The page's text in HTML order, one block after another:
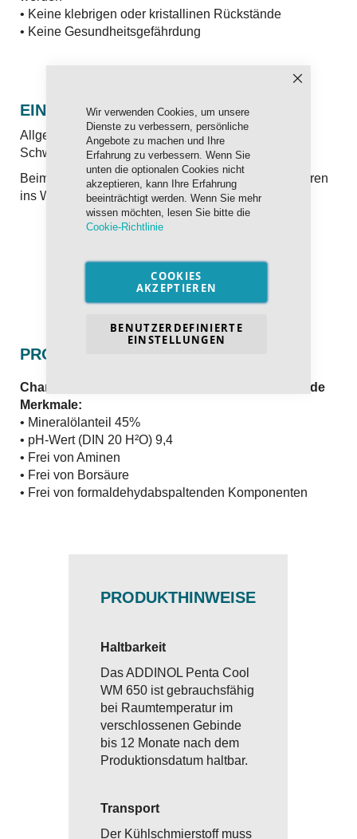
Wir verwenden Cookies, um unsere
Dienste zu verbessern, persönliche
Angebote zu machen und Ihre
Erfahrung zu verbessern. Wenn Sie
unten die optionalen Cookies nicht
akzeptieren, kann Ihre Erfahrung
beeinträchtigt werden. Wenn Sie mehr
wissen möchten, lesen Sie bitte die
Cookie-Richtlinie
COOKIES
AKZEPTIEREN
BENUTZERDEFINIERTE
EINSTELLUNGEN
• Keine klebrigen oder kristallinen Rückstände
• Keine Gesundheitsgefährdung
EINSATZKONZENTRATION
Allgemeine Zerspanung: > 5%
Schwere Zerspanung: > 10%
Beim Mischen das Konzentrat unter ständigem Rühren
ins Wasser geben, nicht umgekehrt.
PRODUKTDATEN
Charakterisiert sich unter anderem durch folgende
Merkmale:
• Mineralölanteil 45%
• pH-Wert (DIN 20 H²O) 9,4
• Frei von Aminen
• Frei von Borsäure
• Frei von formaldehydabspaltenden Komponenten
PRODUKTHINWEISE
Haltbarkeit
Das ADDINOL Penta Cool
WM 650 ist gebrauchsfähig
bei Raumtemperatur im
verschlossenen Gebinde
bis 12 Monate nach dem
Produktionsdatum haltbar.
Transport
Der Kühlschmierstoff muss